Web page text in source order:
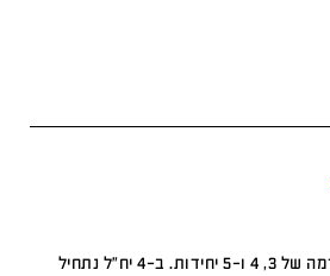
אנקורי מציעה קורסים ברמה של 3, 4 ו-5 יחידות. ב-4 יח"ל נתחיל